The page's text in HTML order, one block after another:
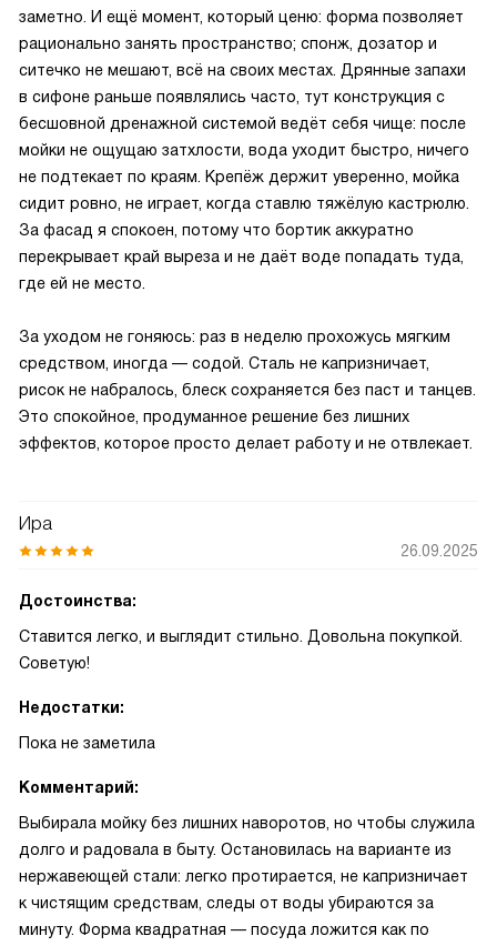
заметно. И ещё момент, который ценю: форма позволяет
рационально занять пространство; спонж, дозатор и
ситечко не мешают, всё на своих местах. Дрянные запахи
в сифоне раньше появлялись часто, тут конструкция с
бесшовной дренажной системой ведёт себя чище: после
мойки не ощущаю затхлости, вода уходит быстро, ничего
не подтекает по краям. Крепёж держит уверенно, мойка
сидит ровно, не играет, когда ставлю тяжёлую кастрюлю.
За фасад я спокоен, потому что бортик аккуратно
перекрывает край выреза и не даёт воде попадать туда,
где ей не место.
За уходом не гоняюсь: раз в неделю прохожусь мягким
средством, иногда — содой. Сталь не капризничает,
рисок не набралось, блеск сохраняется без паст и танцев.
Это спокойное, продуманное решение без лишних
эффектов, которое просто делает работу и не отвлекает.
Ира
26.09.2025
Достоинства:
Ставится легко, и выглядит стильно. Довольна покупкой.
Советую!
Недостатки:
Пока не заметила
Комментарий:
Выбирала мойку без лишних наворотов, но чтобы служила
долго и радовала в быту. Остановилась на варианте из
нержавеющей стали: легко протирается, не капризничает
к чистящим средствам, следы от воды убираются за
минуту. Форма квадратная — посуда ложится как по